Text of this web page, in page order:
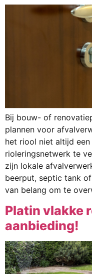
Bij bouw- of
plannen voor
het riool niet altijd
rioleringsnetwerk te
zijn lokale
beerput, septic tank
van belang om te
Platin vlakke
aanbieding!